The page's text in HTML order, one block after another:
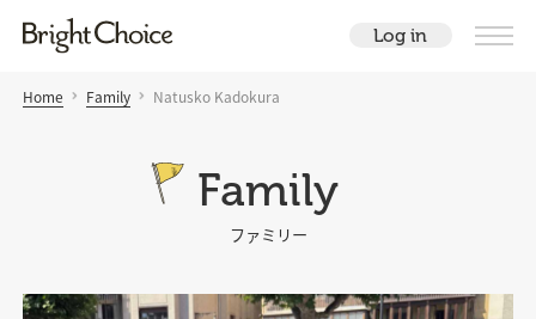
Log in
Home Family Natusko Kadokura
Family
ファミリー